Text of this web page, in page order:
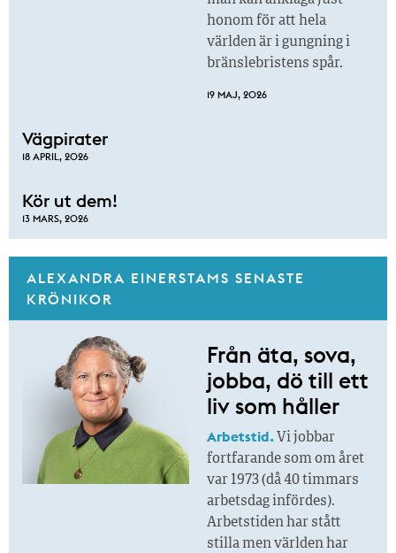
honom för att hela
världen är i gungning i
bränslebristens spår.
19 MAJ, 2026
Vägpirater
18 APRIL, 2026
Kör ut dem!
13 MARS, 2026
ALEXANDRA EINERSTAMS SENASTE
KRÖNIKOR
Från äta, sova,
jobba, dö till ett
liv som håller
Arbetstid. Vi jobbar
fortfarande som om året
var 1973 (då 40 timmars
arbetsdag infördes).
Arbetstiden har stått
stilla men världen har